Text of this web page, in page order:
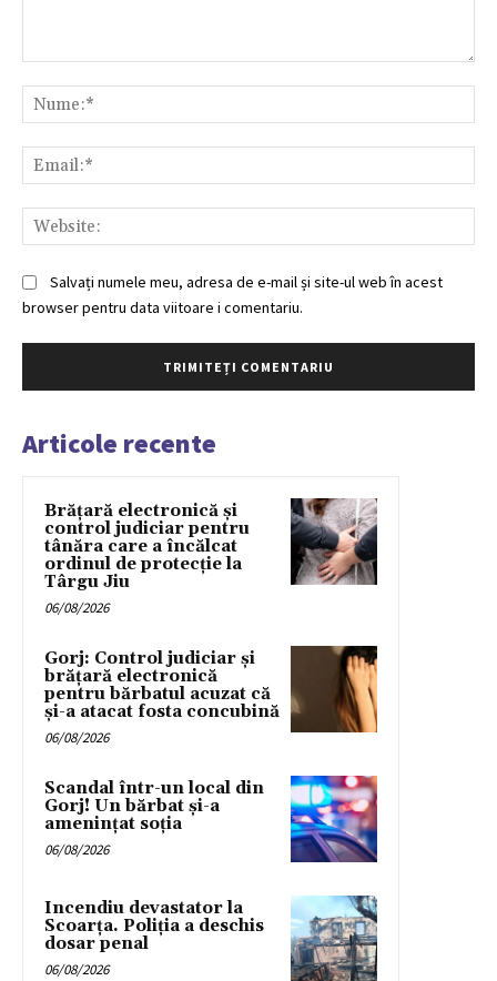
Salvați numele meu, adresa de e-mail și site-ul web în acest
browser pentru data viitoare i comentariu.
Articole recente
Brățară electronică și
control judiciar pentru
tânăra care a încălcat
ordinul de protecție la
Târgu Jiu
06/08/2026
Gorj: Control judiciar și
brățară electronică
pentru bărbatul acuzat că
și-a atacat fosta concubină
06/08/2026
Scandal într-un local din
Gorj! Un bărbat și-a
amenințat soția
06/08/2026
Incendiu devastator la
Scoarța. Poliția a deschis
dosar penal
06/08/2026